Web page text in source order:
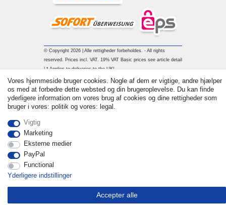
© Copyright 2026 | Alle rettigheder forbeholdes. - All rights
reserved. Prices incl. VAT. 19% VAT Basic prices see article detail
| * Applies to deliveries to the UK!
Vores hjemmeside bruger cookies. Nogle af dem er vigtige, andre hjælper
os med at forbedre dette websted og din brugeroplevelse. Du kan finde
yderligere information om vores brug af cookies og dine rettigheder som
bruger i vores: politik og vores: legal.
Vigtig
Marketing
Eksterne medier
PayPal
Functional
Yderligere indstillinger
Accepter alle
Withdraw from contract here Kontakt